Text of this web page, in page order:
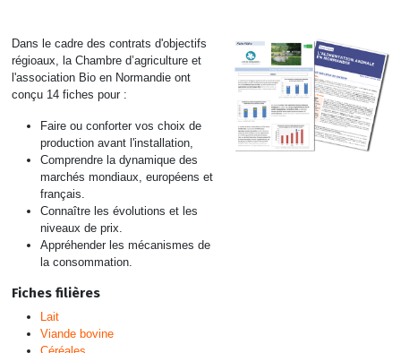
Dans le cadre des contrats d'objectifs
régioaux, la Chambre d’agriculture et
l'association Bio en Normandie ont
conçu 14 fiches pour :
Faire ou conforter vos choix de
production avant l'installation,
Comprendre la dynamique des
marchés mondiaux, européens et
français.
Connaître les évolutions et les
niveaux de prix.
Appréhender les mécanismes de
la consommation.
Fiches filières
Lait
Viande bovine